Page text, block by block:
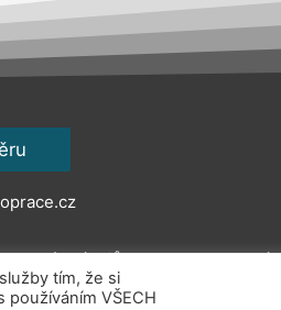
údajů Kontakt O nás
tím, že si
VŠECH